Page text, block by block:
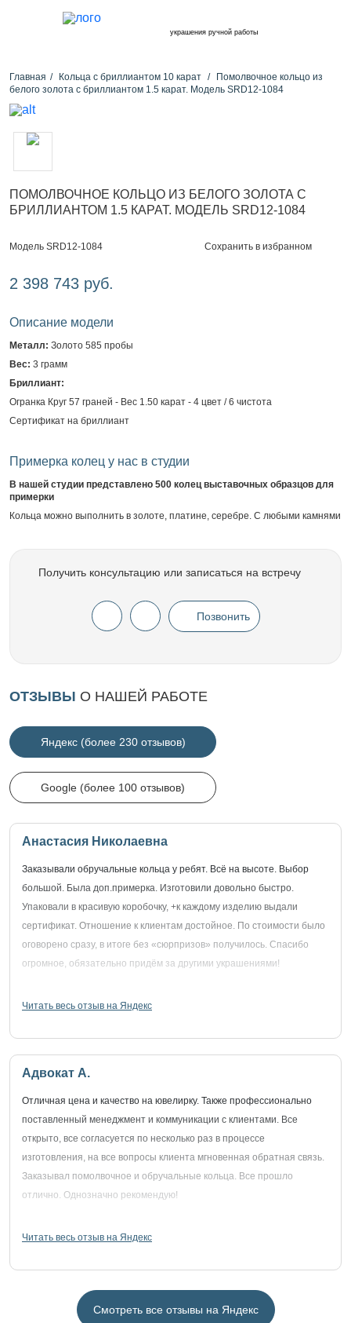
украшения ручной работы
Главная Кольца с бриллиантом 10 карат
Помолвочное кольцо из
белого золота с бриллиантом 1.5 карат. Модель SRD12-1084
ПОМОЛВОЧНОЕ КОЛЬЦО ИЗ БЕЛОГО ЗОЛОТА С
БРИЛЛИАНТОМ 1.5 КАРАТ. МОДЕЛЬ SRD12-1084
Модель SRD12-1084 Сохранить в избранном
2 398 743 руб.
Описание модели
Металл: Золото 585 пробы
Вес: 3 грамм
Бриллиант:
Огранка Круг 57 граней - Вес 1.50 карат - 4 цвет / 6 чистота
Сертификат на бриллиант
Примерка колец у нас в студии
В нашей студии представлено 500 колец выставочных образцов для
примерки
Кольца можно выполнить в золоте, платине, серебре. С любыми камнями
Получить консультацию или записаться на встречу
Позвонить
ОТЗЫВЫ О НАШЕЙ РАБОТЕ
Яндекс (более 230 отзывов)
Google (более 100 отзывов)
Анастасия Николаевна
Заказывали обручальные кольца у ребят. Всё на высоте. Выбор
большой. Была доп.примерка. Изготовили довольно быстро.
Упаковали в красивую коробочку, +к каждому изделию выдали
сертификат. Отношение к клиентам достойное. По стоимости было
оговорено сразу, в итоге без «сюрпризов» получилось. Спасибо
огромное, обязательно придём за другими украшениями!
Читать весь отзыв на Яндекс
Адвокат А.
Отличная цена и качество на ювелирку. Также профессионально
поставленный менеджмент и коммуникации с клиентами. Все
открыто, все согласуется по несколько раз в процессе
изготовления, на все вопросы клиента мгновенная обратная связь.
Заказывал помолвочное и обручальные кольца. Все прошло
отлично. Однозначно рекомендую!
Читать весь отзыв на Яндекс
Смотреть все отзывы на Яндекс